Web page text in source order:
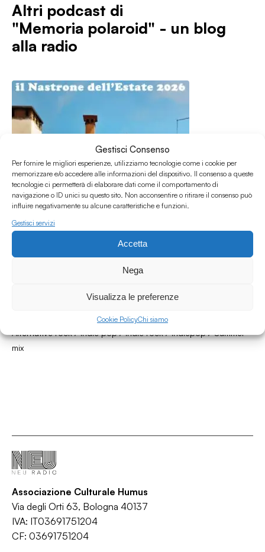
Gestisci Consenso
Per fornire le migliori esperienze, utilizziamo tecnologie come i cookie per
memorizzare e/o accedere alle informazioni del dispositivo. Il consenso a queste
tecnologie ci permetterà di elaborare dati come il comportamento di
navigazione o ID unici su questo sito. Non acconsentire o ritirare il consenso può
influire negativamente su alcune caratteristiche e funzioni.
Gestisci servizi
Accetta
Nega
Visualizza le preferenze
Cookie PolicyChi siamo
Altri podcast di
"Memoria polaroid" - un blog
alla radio
Nastrone dell'Estate 2026!
"Memoria polaroid" - un blog alla radio
Alternative rock/Indie pop/Indie rock/Indiepop/Summer
mix
Associazione Culturale Humus
Via degli Orti 63, Bologna 40137
IVA: IT03691751204
CF: 03691751204